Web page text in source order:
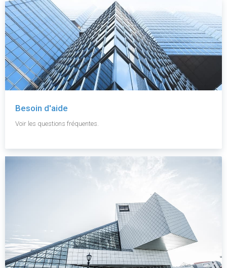
Besoin d'aide
Voir les questions fréquentes.